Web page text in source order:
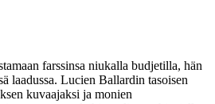
farssinsa niukalla budjetilla, hän
laadussa. Lucien Ballardin tasoisen
kuvaajaksi ja monien